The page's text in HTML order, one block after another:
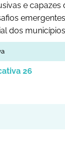
e capazes
dos
26